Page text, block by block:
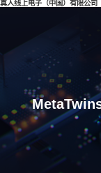
真人线上电子（中国）有限公司